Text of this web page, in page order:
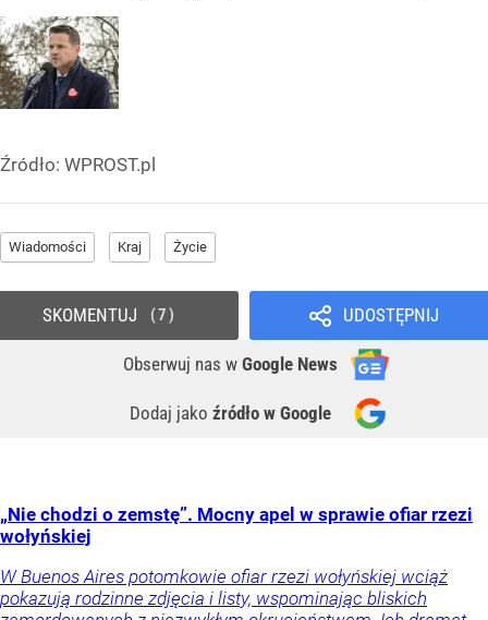
Źródło: WPROST.pl
Wiadomości Kraj Życie
UDOSTĘPNIJ
Obserwuj nas w Google News
Dodaj jako źródło w Google
SKOMENTUJ 7
„Nie chodzi o zemstę”. Mocny apel w sprawie ofiar rzezi
wołyńskiej
W Buenos Aires potomkowie ofiar rzezi wołyńskiej wciąż
pokazują rodzinne zdjęcia i listy, wspominając bliskich